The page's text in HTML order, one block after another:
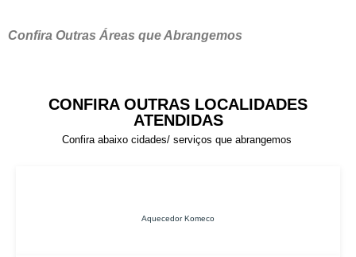
Confira Outras Áreas que Abrangemos
CONFIRA OUTRAS LOCALIDADES
ATENDIDAS
Confira abaixo cidades/ serviços que abrangemos
Aquecedor Komeco